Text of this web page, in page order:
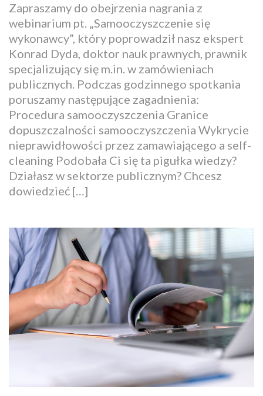
Zapraszamy do obejrzenia nagrania z
webinarium pt. „Samooczyszczenie się
wykonawcy”, który poprowadził nasz ekspert
Konrad Dyda, doktor nauk prawnych, prawnik
specjalizujący się m.in. w zamówieniach
publicznych. Podczas godzinnego spotkania
poruszamy następujące zagadnienia:
Procedura samooczyszczenia Granice
dopuszczalności samooczyszczenia Wykrycie
nieprawidłowości przez zamawiającego a self-
cleaning Podobała Ci się ta pigułka wiedzy?
Działasz w sektorze publicznym? Chcesz
dowiedzieć […]